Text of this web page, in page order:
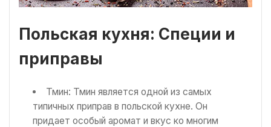
Польская кухня: Специи и
приправы
Тмин: Тмин является одной из самых
типичных приправ в польской кухне. Он
придает особый аромат и вкус ко многим